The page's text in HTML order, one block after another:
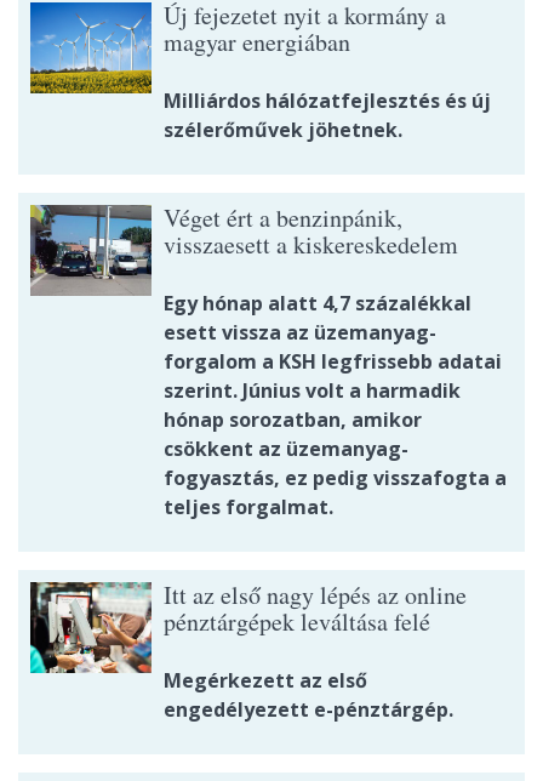
Új fejezetet nyit a kormány a
magyar energiában
Milliárdos hálózatfejlesztés és új
szélerőművek jöhetnek.
Véget ért a benzinpánik,
visszaesett a kiskereskedelem
Egy hónap alatt 4,7 százalékkal
esett vissza az üzemanyag-
forgalom a KSH legfrissebb adatai
szerint. Június volt a harmadik
hónap sorozatban, amikor
csökkent az üzemanyag-
fogyasztás, ez pedig visszafogta a
teljes forgalmat.
Itt az első nagy lépés az online
pénztárgépek leváltása felé
Megérkezett az első
engedélyezett e-pénztárgép.